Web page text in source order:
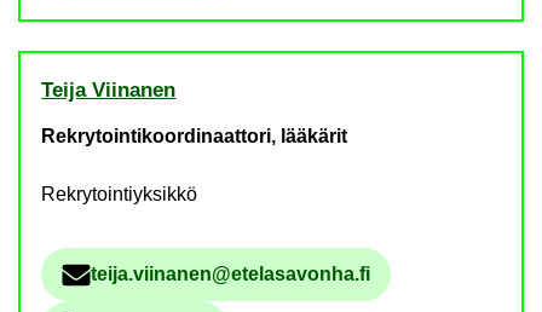
Teija Vii­na­nen
Rekrytointikoordinaattori, lääkärit
Rekrytointiyksikkö
Säh­kö­pos­tio­soi­te
teija.vii­na­nen@ete­la­sa­von­ha.fi